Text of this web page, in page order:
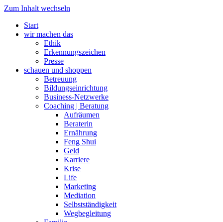
Zum Inhalt wechseln
Start
wir machen das
Ethik
Erkennungszeichen
Presse
schauen und shoppen
Betreuung
Bildungseinrichtung
Business-Netzwerke
Coaching | Beratung
Aufräumen
Beraterin
Ernährung
Feng Shui
Geld
Karriere
Krise
Life
Marketing
Mediation
Selbstständigkeit
Wegbegleitung